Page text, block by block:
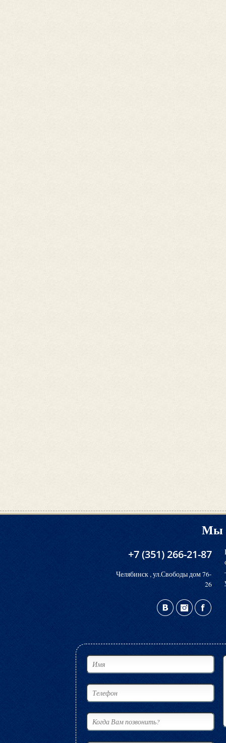
Мы
+7 (351) 266-21-87
Челябинск , ул.Свободы дом 76-
26